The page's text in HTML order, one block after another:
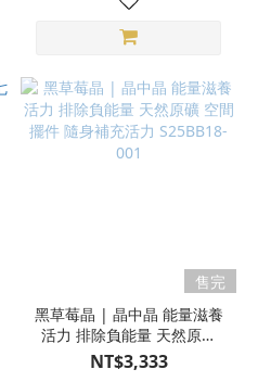
售完
黑草莓晶 | 晶中晶 能量滋養
活力 排除負能量 天然原礦
空間擺件 隨身補充活力
S25BB18-001
NT$3,333